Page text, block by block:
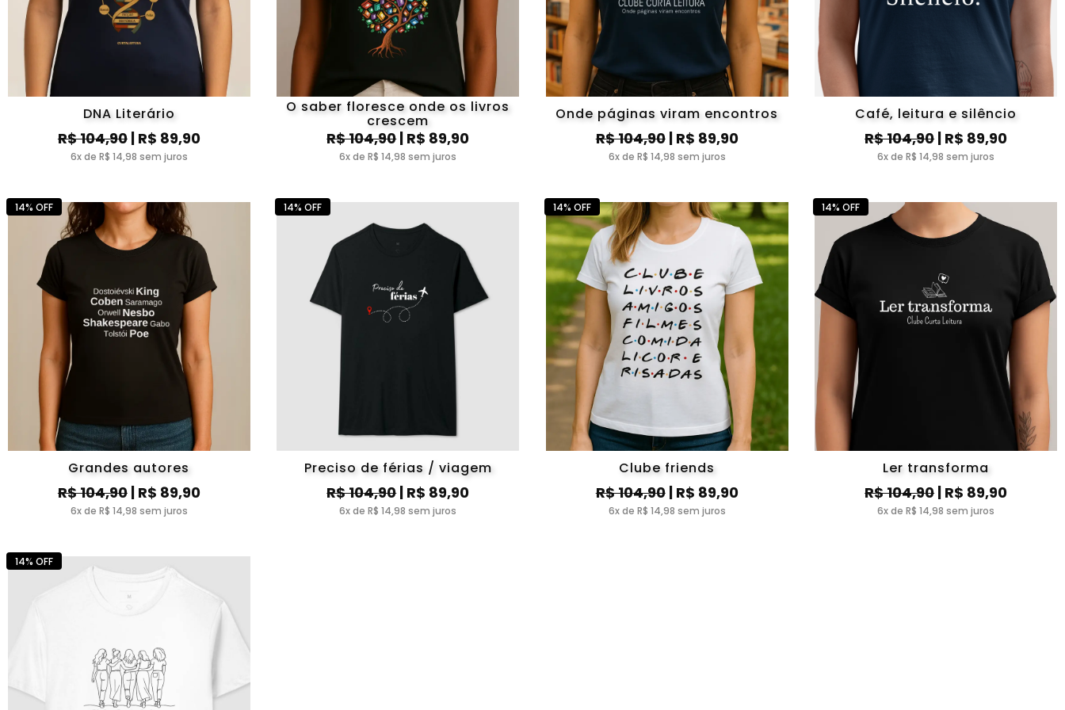
DNA Literário
R$ 104,90| R$ 89,90
6x de R$ 14,98 sem juros
O saber floresce onde os livros
crescem
R$ 104,90| R$ 89,90
6x de R$ 14,98 sem juros
Onde páginas viram encontros
R$ 104,90| R$ 89,90
6x de R$ 14,98 sem juros
Café, leitura e silêncio
R$ 104,90| R$ 89,90
6x de R$ 14,98 sem juros
Grandes autores
R$ 104,90| R$ 89,90
6x de R$ 14,98 sem juros
14% OFF
Preciso de férias / viagem
R$ 104,90| R$ 89,90
6x de R$ 14,98 sem juros
14% OFF
Clube friends
R$ 104,90| R$ 89,90
6x de R$ 14,98 sem juros
14% OFF
Ler transforma
R$ 104,90| R$ 89,90
6x de R$ 14,98 sem juros
14% OFF
14% OFF